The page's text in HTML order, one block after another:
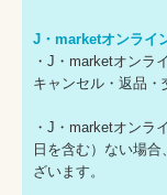
J・marketオンライ
・J・marketオンラ
キャンセル・返品・
・J・marketオンラ
日を含む）ない場
ざいます。